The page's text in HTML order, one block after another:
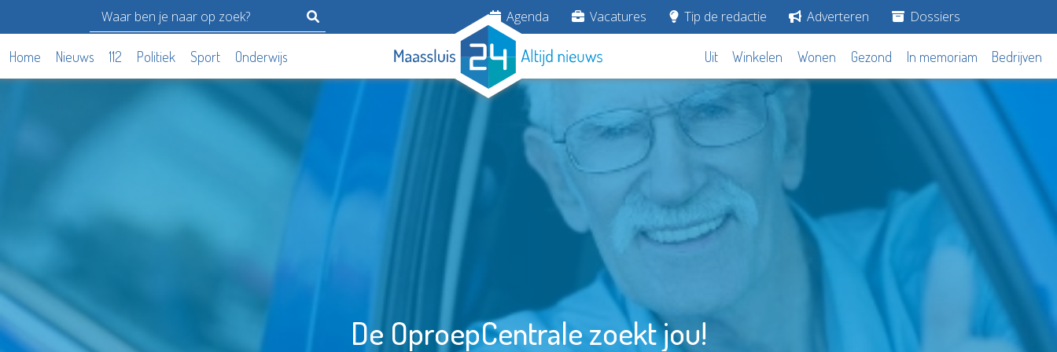
Agenda Vacatures Tip de redactie Adverteren Dossiers
Home Nieuws 112 Politiek Sport Onderwijs Uit Winkelen Wonen Gezond In memoriam Bedrijven
De OproepCentrale zoekt jou!